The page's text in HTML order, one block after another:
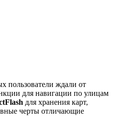
пользователи ждали от
для навигации по улицам
для хранения карт,
черты отличающие